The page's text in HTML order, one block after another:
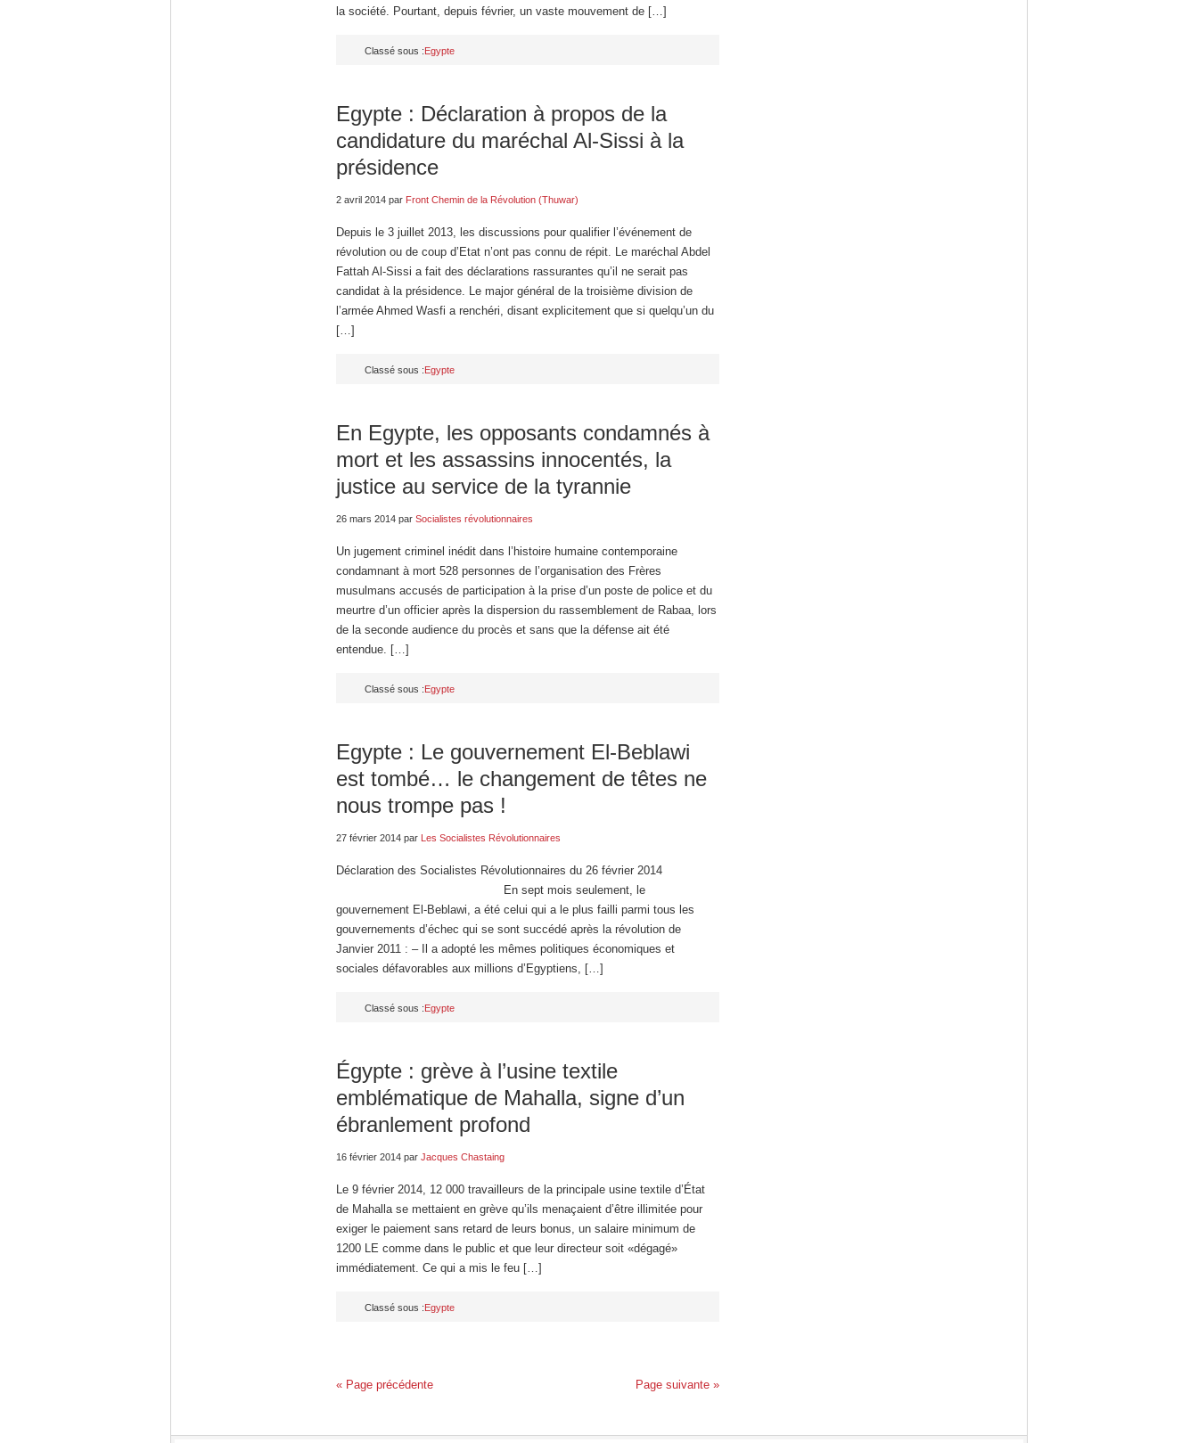
la société. Pourtant, depuis février, un vaste mouvement de […]
Classé sous :Egypte
Egypte : Déclaration à propos de la
candidature du maréchal Al-Sissi à la
présidence
2 avril 2014 par Front Chemin de la Révolution (Thuwar)
Depuis le 3 juillet 2013, les discussions pour qualifier l’événement de
révolution ou de coup d’Etat n’ont pas connu de répit. Le maréchal Abdel
Fattah Al-Sissi a fait des déclarations rassurantes qu’il ne serait pas
candidat à la présidence. Le major général de la troisième division de
l’armée Ahmed Wasfi a renchéri, disant explicitement que si quelqu’un du
[…]
Classé sous :Egypte
En Egypte, les opposants condamnés à
mort et les assassins innocentés, la
justice au service de la tyrannie
26 mars 2014 par Socialistes révolutionnaires
Un jugement criminel inédit dans l’histoire humaine contemporaine
condamnant à mort 528 personnes de l’organisation des Frères
musulmans accusés de participation à la prise d’un poste de police et du
meurtre d’un officier après la dispersion du rassemblement de Rabaa, lors
de la seconde audience du procès et sans que la défense ait été
entendue. […]
Classé sous :Egypte
Egypte : Le gouvernement El-Beblawi
est tombé… le changement de têtes ne
nous trompe pas !
27 février 2014 par Les Socialistes Révolutionnaires
Déclaration des Socialistes Révolutionnaires du 26 février 2014
En sept mois seulement, le
gouvernement El-Beblawi, a été celui qui a le plus failli parmi tous les
gouvernements d’échec qui se sont succédé après la révolution de
Janvier 2011 : – Il a adopté les mêmes politiques économiques et
sociales défavorables aux millions d’Egyptiens, […]
Classé sous :Egypte
Égypte : grève à l’usine textile
emblématique de Mahalla, signe d’un
ébranlement profond
16 février 2014 par Jacques Chastaing
Le 9 février 2014, 12 000 travailleurs de la principale usine textile d’État
de Mahalla se mettaient en grève qu’ils menaçaient d’être illimitée pour
exiger le paiement sans retard de leurs bonus, un salaire minimum de
1200 LE comme dans le public et que leur directeur soit «dégagé»
immédiatement. Ce qui a mis le feu […]
Classé sous :Egypte
« Page précédente Page suivante »